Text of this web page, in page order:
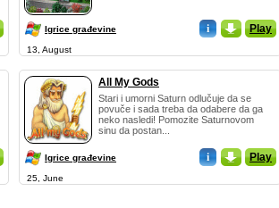
Igrice građevine i _ Play
13, August
All My Gods
Stari i umorni Saturn odlučuje da se
povuče i sada treba da odabere da ga
neko nasledi! Pomozite Saturnovom
sinu da postan...
Igrice građevine i _ Play
25, June